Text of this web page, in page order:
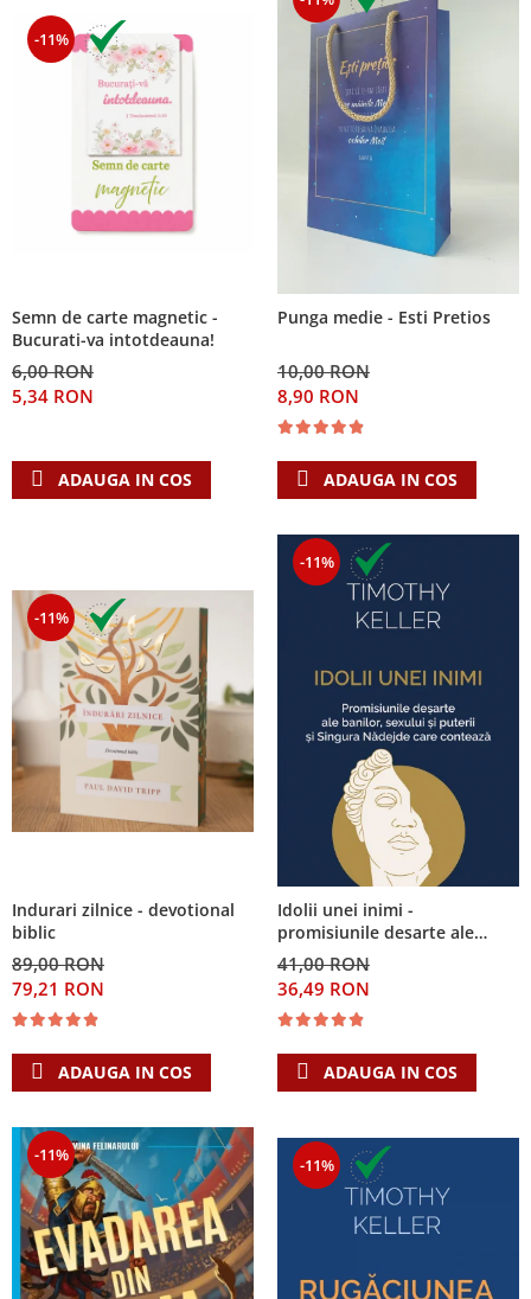
-11%
Semn de carte magnetic -
Bucurati-va intotdeauna!
6,00 RON
5,34 RON
ADAUGA IN COS
Punga medie - Esti Pretios
10,00 RON
8,90 RON
ADAUGA IN COS
-11%
Indurari zilnice - devotional
biblic
89,00 RON
79,21 RON
ADAUGA IN COS
-11%
Idolii unei inimi -
promisiunile desarte ale
banilor, sexului si puterii si
Singura Nadejde care
conteaza
41,00 RON
36,49 RON
ADAUGA IN COS
-11% -11%